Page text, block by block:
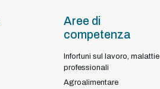
Braga - Portugal
+351
Aree di
competenza
Infortuni sul lavoro, malattie
professionali
Agroalimentare